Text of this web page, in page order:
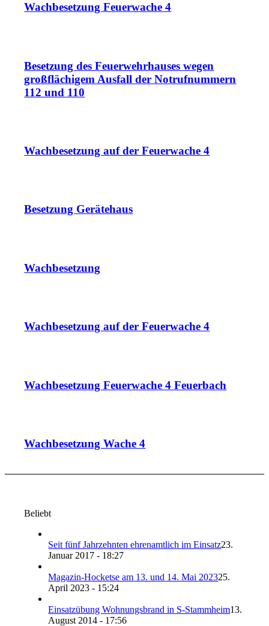
Wachbesetzung Feuerwache 4
Besetzung des Feuerwehrhauses wegen
großflächigem Ausfall der Notrufnummern
112 und 110
Wachbesetzung auf der Feuerwache 4
Besetzung Gerätehaus
Wachbesetzung
Wachbesetzung auf der Feuerwache 4
Wachbesetzung Feuerwache 4 Feuerbach
Wachbesetzung Wache 4
Beliebt
Seit fünf Jahrzehnten ehrenamtlich im Einsatz23.
Januar 2017 - 18:27
Magazin-Hocketse am 13. und 14. Mai 202325.
April 2023 - 15:24
Einsatzübung Wohnungsbrand in S-Stammheim13.
August 2014 - 17:56